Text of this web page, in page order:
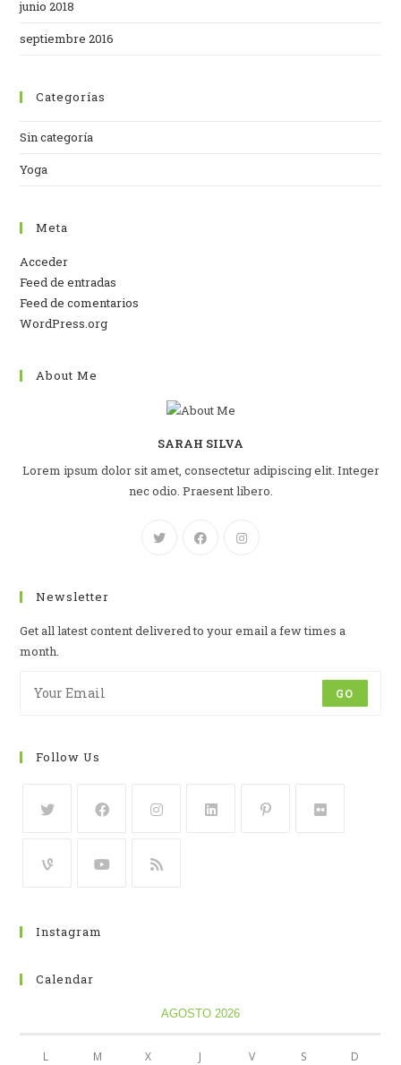
junio 2018
septiembre 2016
Categorías
Sin categoría
Yoga
Meta
Acceder
Feed de entradas
Feed de comentarios
WordPress.org
About Me
SARAH SILVA
Lorem ipsum dolor sit amet, consectetur adipiscing elit. Integer
nec odio. Praesent libero.
Newsletter
Get all latest content delivered to your email a few times a
month.
GO
Follow Us
Instagram
Calendar
AGOSTO 2026
L M X J V S D